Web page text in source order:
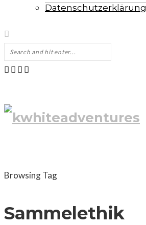
Datenschutzerklärung
Browsing Tag
Sammelethik